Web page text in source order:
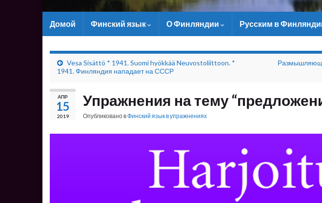
Домой Финский язык О Финляндии Русским в
Vesa Sisättö * 1941. Suomi hyökkää Neuvostoliittoon. *
1941. Финляндия нападает на СССР
АПР
15
2019
Упражнения на тему
Опубликовано вФинский язык в упражнениях